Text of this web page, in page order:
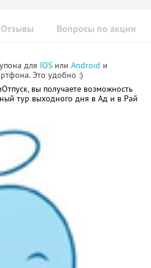
Отзывы Вопросы по акции
для IOS или Android и
Это удобно :)
вы получаете возможность
тур выходного дня в Ад и в Рай